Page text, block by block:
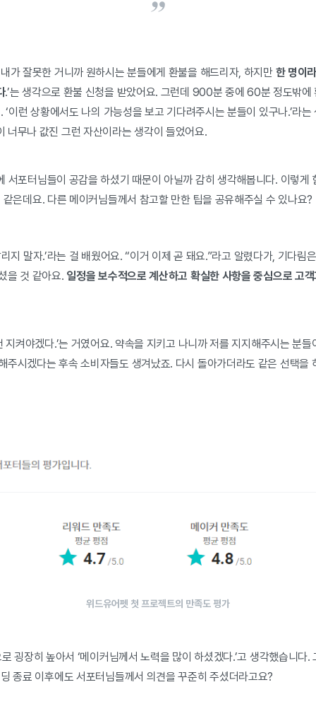
가 잘못한 거니까 원하시는 분들에게 환불을 해드리자, 하지만 한 명이
.’는 생각으로 환불 신청을 받았어요. 그런데 900분 중에 60분 정도밖에
이런 상황에서도 나의 가능성을 보고 기다려주시는 분들이 있구나.’라
너무나 값진 그런 자산이라는 생각이 들었어요.
서포터님들이 공감을 하셨기 때문이 아닐까 감히 생각해봅니다. 이렇게
같은데요. 다른 메이커님들께서 참고할 만한 팁을 공유해주실 수 있나요?
지 말자.’라는 걸 배웠어요. “이거 이제 곧 돼요.”라고 알렸다가, 기다림
을 것 같아요. 일정을 보수적으로 계산하고 확실한 사항을 중심으로 고
지켜야겠다.’는 거였어요. 약속을 지키고 나니까 저를 지지해주시는 분
주시겠다는 후속 소비자들도 생겨났죠. 다시 돌아가더라도 같은 선택을
위드유어펫 첫 프로젝트의 만족도 평가
굉장히 높아서 ‘메이커님께서 노력을 많이 하셨겠다.’고 생각했습니다.
종료 이후에도 서포터님들께서 의견을 꾸준히 주셨더라고요?